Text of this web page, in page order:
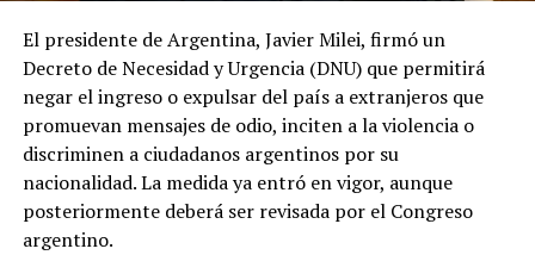
El presidente de Argentina, Javier Milei, firmó un
Decreto de Necesidad y Urgencia (DNU) que permitirá
negar el ingreso o expulsar del país a extranjeros que
promuevan mensajes de odio, inciten a la violencia o
discriminen a ciudadanos argentinos por su
nacionalidad. La medida ya entró en vigor, aunque
posteriormente deberá ser revisada por el Congreso
argentino.